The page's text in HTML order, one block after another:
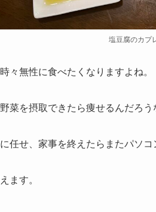
塩豆腐のカプ
々無性に食べたくなりますよね。
菜を摂取できたら痩せるんだろう
任せ、家事を終えたらまたパソコ
ます。